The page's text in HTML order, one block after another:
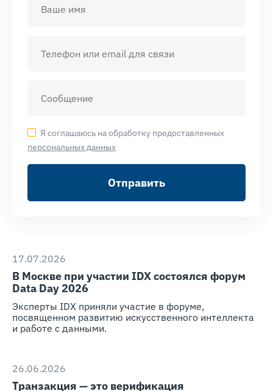
Я соглашаюсь на обработку предоставленных
персональных данных
Отправить
17.07.2026
В Москве при участии IDX состоялся форум
Data Day 2026
Эксперты IDX приняли участие в форуме,
посвященном развитию искусственного интеллекта
и работе с данными.
26.06.2026
Транзакция — это верификация